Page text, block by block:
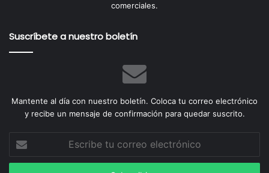
comerciales.
Suscríbete a nuestro boletín
Mantente al día con nuestro boletín. Coloca tu correo electrónico
y recibe un mensaje de confirmación para quedar suscrito.
Escribe
tu
correo